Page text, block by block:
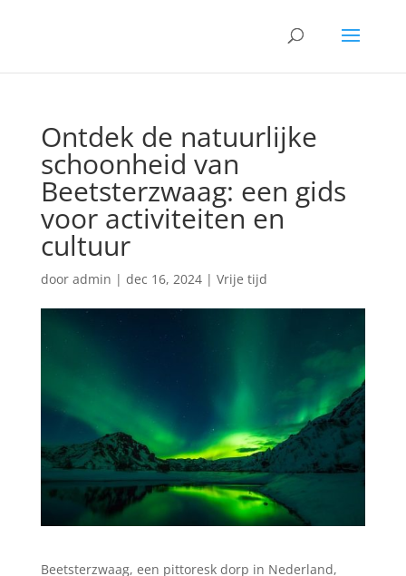
Ontdek de natuurlijke
schoonheid van
Beetsterzwaag: een gids
voor activiteiten en
cultuur
door admin | dec 16, 2024| Vrije tijd
Beetsterzwaag, een pittoresk dorp in Nederland,